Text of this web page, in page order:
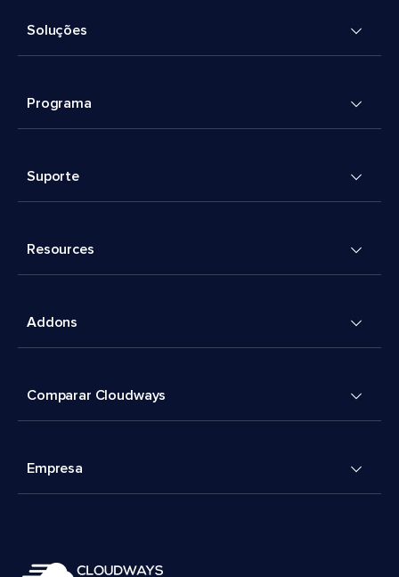
Soluções
Programa
Suporte
Resources
Addons
Comparar Cloudways
Empresa